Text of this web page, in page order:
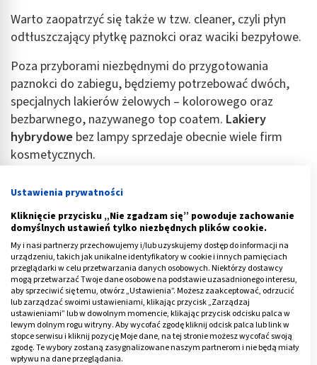
Warto zaopatrzyć się także w tzw. cleaner, czyli płyn
odtłuszczający płytkę paznokci oraz waciki bezpyłowe.
Poza przyborami niezbędnymi do przygotowania
paznokci do zabiegu, będziemy potrzebować dwóch,
specjalnych lakierów żelowych – kolorowego oraz
bezbarwnego, nazywanego top coatem. Lakiery
hybrydowe bez lampy sprzedaje obecnie wiele firm
kosmetycznych.
Do wykonania manicure powinniśmy stosować lakier i
top od jednego producenta. Na pierwszym zwykle
znajdziemy oznaczenie step 1 (krok 1), a drugim – step
2. Pamiętajmy, że w zestawie do hybryd bez lampy nie
musi znajdować się blok polerski, baza do lakieru
hybrydowego ani lampa UV.
Reklama
Ustawienia prywatności
Kliknięcie przycisku „Nie zgadzam się” powoduje zachowanie
domyślnych ustawień tylko niezbędnych plików cookie.
My i nasi partnerzy przechowujemy i/lub uzyskujemy dostęp do informacji na
urządzeniu, takich jak unikalne identyfikatory w cookie i innych pamięciach
przeglądarki w celu przetwarzania danych osobowych. Niektórzy dostawcy
mogą przetwarzać Twoje dane osobowe na podstawie uzasadnionego interesu,
aby sprzeciwić się temu, otwórz „Ustawienia”. Możesz zaakceptować, odrzucić
lub zarządzać swoimi ustawieniami, klikając przycisk „Zarządzaj
ustawieniami” lub w dowolnym momencie, klikając przycisk odcisku palca w
lewym dolnym rogu witryny. Aby wycofać zgodę kliknij odcisk palca lub link w
stopce serwisu i kliknij pozycję Moje dane, na tej stronie możesz wycofać swoją
zgodę. Te wybory zostaną zasygnalizowane naszym partnerom i nie będą miały
wpływu na dane przeglądania.